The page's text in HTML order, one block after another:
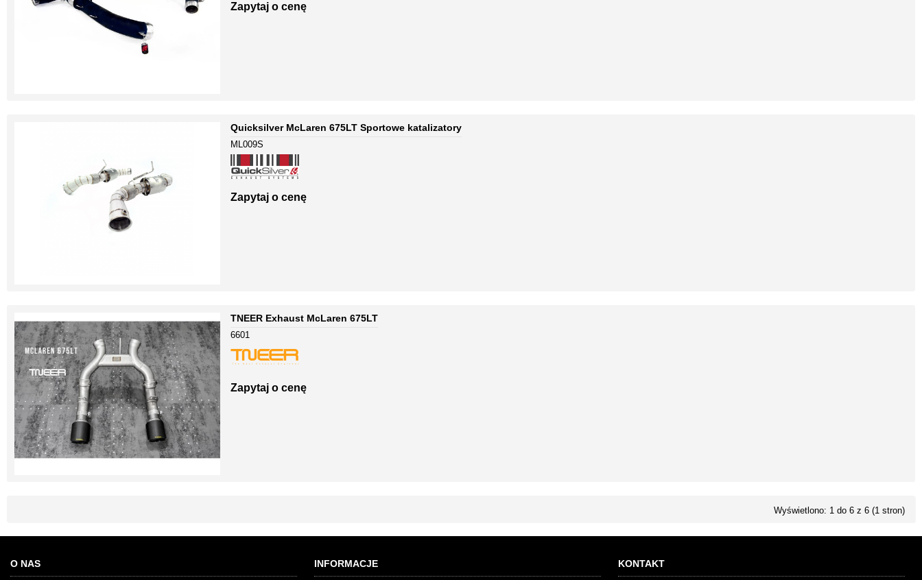
Zapytaj o cenę
Quicksilver McLaren 675LT Sportowe katalizatory
ML009S
Zapytaj o cenę
TNEER Exhaust McLaren 675LT
6601
Zapytaj o cenę
Wyświetlono: 1 do 6 z 6 (1 stron)
O NAS INFORMACJE KONTAKT